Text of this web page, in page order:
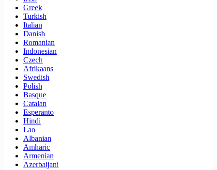
Greek
Turkish
Italian
Danish
Romanian
Indonesian
Czech
Afrikaans
Swedish
Polish
Basque
Catalan
Esperanto
Hindi
Lao
Albanian
Amharic
Armenian
Azerbaijani